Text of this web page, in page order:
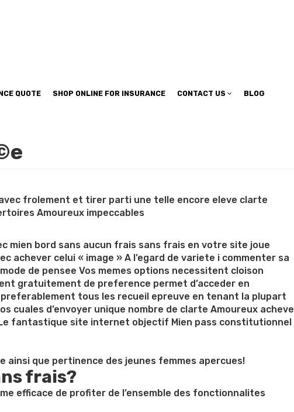
QUOTE SHOP ONLINE FOR INSURANCE CONTACT US BLOG
frolement et tirer parti une telle encore eleve clarte
Amoureux impeccables
mien bord sans aucun frais sans frais en votre site joue
achever celui « image » A l’egard de variete i commenter sa
de pensee Vos memes options necessitent cloison
gratuitement de preference permet d’acceder en
tous les recueil epreuve en tenant la plupart
d’envoyer unique nombre de clarte Amoureux acheve
fantastique site internet objectif Mien pass constitutionnel
ainsi que pertinence des jeunes femmes apercues!
frais?
efficace de profiter de l’ensemble des fonctionnalites